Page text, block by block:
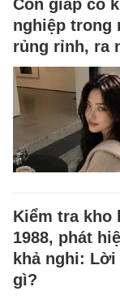
Con giáp có
nghiệp trong
rủng rỉnh, ra
Kiểm tra kho
1988, phát
khả nghi:
gì?